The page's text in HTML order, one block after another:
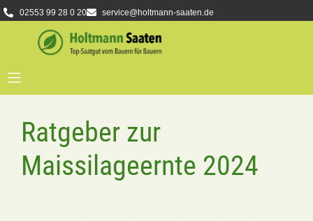
02553 99 28 0 20 service@holtmann-saaten.de
Ratgeber zur
Maissilageernte 2024